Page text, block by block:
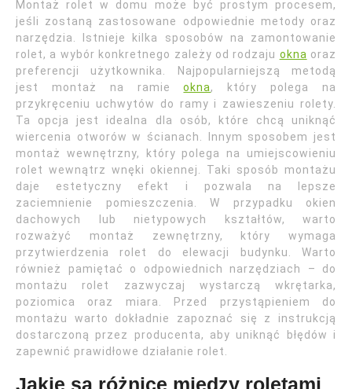
Montaż rolet w domu może być prostym procesem,
jeśli zostaną zastosowane odpowiednie metody oraz
narzędzia. Istnieje kilka sposobów na zamontowanie
rolet, a wybór konkretnego zależy od rodzaju okna oraz
preferencji użytkownika. Najpopularniejszą metodą
jest montaż na ramieokna, który polega na
przykręceniu uchwytów do ramy i zawieszeniu rolety.
Ta opcja jest idealna dla osób, które chcą uniknąć
wiercenia otworów w ścianach. Innym sposobem jest
montaż wewnętrzny, który polega na umiejscowieniu
rolet wewnątrz wnęki okiennej. Taki sposób montażu
daje estetyczny efekt i pozwala na lepsze
zaciemnienie pomieszczenia. W przypadku okien
dachowych lub nietypowych kształtów, warto
rozważyć montaż zewnętrzny, który wymaga
przytwierdzenia rolet do elewacji budynku. Warto
również pamiętać o odpowiednich narzędziach – do
montażu rolet zazwyczaj wystarczą wkrętarka,
poziomica oraz miara. Przed przystąpieniem do
montażu warto dokładnie zapoznać się z instrukcją
dostarczoną przez producenta, aby uniknąć błędów i
zapewnić prawidłowe działanie rolet.
Jakie są różnice między roletami